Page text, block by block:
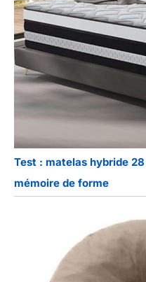
Test : matelas hybride
mémoire de forme